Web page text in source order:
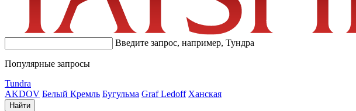
Введите запрос, например, Тундра
Популярные запросы
Tundra
AKDOV Белый Кремль Бугульма Graf Ledoff Ханская
Найти